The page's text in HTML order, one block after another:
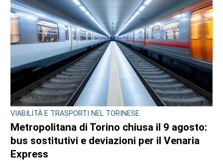
VIABILITÀ E TRASPORTI NEL TORINESE
Metropolitana di Torino chiusa il 9 agosto:
bus sostitutivi e deviazioni per il Venaria
Express